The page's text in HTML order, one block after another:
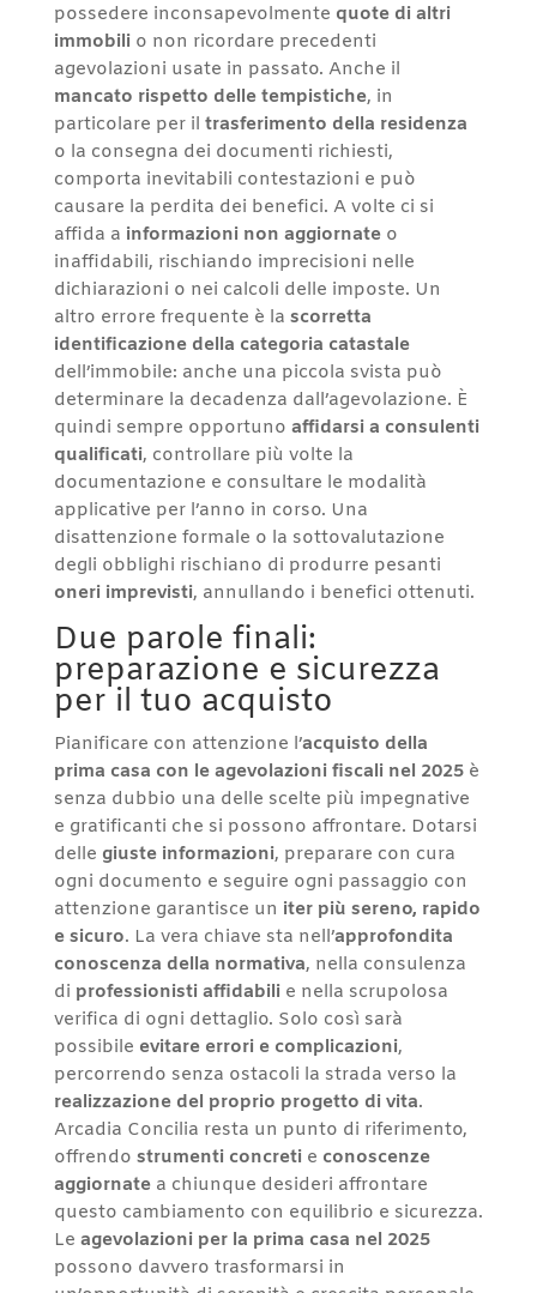
possedere inconsapevolmente quote di altri
immobilio non ricordare precedenti
agevolazioni usate in passato. Anche il
mancato rispetto delle tempistiche, in
particolare per il trasferimento della residenza
o la consegna dei documenti richiesti,
comporta inevitabili contestazioni e può
causare la perdita dei benefici. A volte ci si
affida a informazioni non aggiornateo
inaffidabili, rischiando imprecisioni nelle
dichiarazioni o nei calcoli delle imposte. Un
altro errore frequente è la scorretta
identificazione della categoria catastale
dell’immobile: anche una piccola svista può
determinare la decadenza dall’agevolazione. È
quindi sempre opportuno affidarsi a consulenti
qualificati, controllare più volte la
documentazione e consultare le modalità
applicative per l’anno in corso. Una
disattenzione formale o la sottovalutazione
degli obblighi rischiano di produrre pesanti
oneri imprevisti, annullando i benefici ottenuti.
Due parole finali:
preparazione e sicurezza
per il tuo acquisto
Pianificare con attenzione l’acquisto della
prima casa con le agevolazioni fiscali nel 2025è
senza dubbio una delle scelte più impegnative
e gratificanti che si possono affrontare. Dotarsi
delle giuste informazioni, preparare con cura
ogni documento e seguire ogni passaggio con
attenzione garantisce un iter più sereno, rapido
e sicuro. La vera chiave sta nell’approfondita
conoscenza della normativa, nella consulenza
di professionisti affidabilie nella scrupolosa
verifica di ogni dettaglio. Solo così sarà
possibile evitare errori e complicazioni,
percorrendo senza ostacoli la strada verso la
realizzazione del proprio progetto di vita.
Arcadia Concilia resta un punto di riferimento,
offrendo strumenti concretie conoscenze
aggiornatea chiunque desideri affrontare
questo cambiamento con equilibrio e sicurezza.
Le agevolazioni per la prima casa nel 2025
possono davvero trasformarsi in